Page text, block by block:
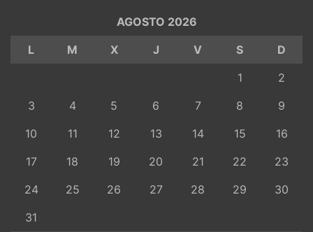
AGOSTO 2026
L
M X J V S
D
1
2
3
4 5 6 7 8
9
10
11 12 13 14 15
16
17
18 19 20 21 22
23
24
25 26 27 28 29
30
31